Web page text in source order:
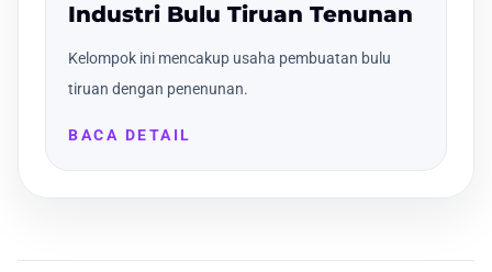
Industri Bulu Tiruan Tenunan
Kelompok ini mencakup usaha pembuatan bulu
tiruan dengan penenunan.
BACA DETAIL